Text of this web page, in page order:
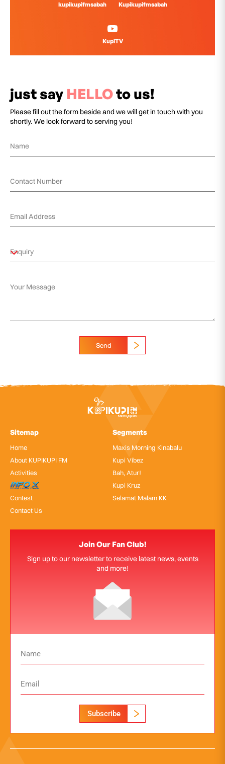
kupikupifmsabah Kupikupifmsabah
KupiTV
just say HELLOto us!
Please fill out the form beside and we will get in touch with you
shortly. We look forward to serving you!
Send
Sitemap
Home
About KUPIKUPI FM
Activities
InfoX
Contest
Contact Us
Segments
Maxis Morning Kinabalu
Kupi Vibez
Bah, Atur!
Kupi Kruz
Selamat Malam KK
Join Our Fan Club!
Sign up to our newsletter to receive latest news, events
and more!
Subscribe